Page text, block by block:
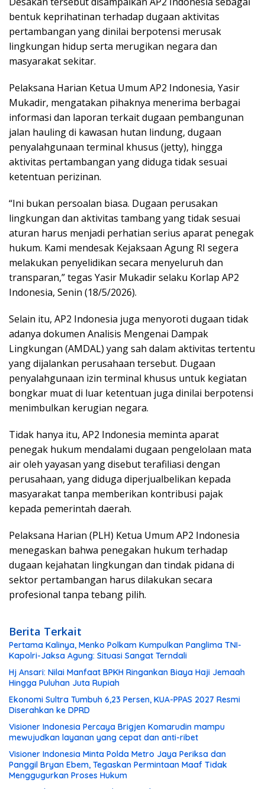
bentuk keprihatinan terhadap dugaan aktivitas
pertambangan yang dinilai berpotensi merusak
lingkungan hidup serta merugikan negara dan
masyarakat sekitar.
Pelaksana Harian Ketua Umum AP2 Indonesia, Yasir
Mukadir, mengatakan pihaknya menerima berbagai
informasi dan laporan terkait dugaan pembangunan
jalan hauling di kawasan hutan lindung, dugaan
penyalahgunaan terminal khusus (jetty), hingga
aktivitas pertambangan yang diduga tidak sesuai
ketentuan perizinan.
“Ini bukan persoalan biasa. Dugaan perusakan
lingkungan dan aktivitas tambang yang tidak sesuai
aturan harus menjadi perhatian serius aparat penegak
hukum. Kami mendesak Kejaksaan Agung RI segera
melakukan penyelidikan secara menyeluruh dan
transparan,” tegas Yasir Mukadir selaku Korlap AP2
Indonesia, Senin (18/5/2026).
Selain itu, AP2 Indonesia juga menyoroti dugaan tidak
adanya dokumen Analisis Mengenai Dampak
Lingkungan (AMDAL) yang sah dalam aktivitas tertentu
yang dijalankan perusahaan tersebut. Dugaan
penyalahgunaan izin terminal khusus untuk kegiatan
bongkar muat di luar ketentuan juga dinilai berpotensi
menimbulkan kerugian negara.
Tidak hanya itu, AP2 Indonesia meminta aparat
penegak hukum mendalami dugaan pengelolaan mata
air oleh yayasan yang disebut terafiliasi dengan
perusahaan, yang diduga diperjualbelikan kepada
masyarakat tanpa memberikan kontribusi pajak
kepada pemerintah daerah.
Pelaksana Harian (PLH) Ketua Umum AP2 Indonesia
menegaskan bahwa penegakan hukum terhadap
dugaan kejahatan lingkungan dan tindak pidana di
sektor pertambangan harus dilakukan secara
profesional tanpa tebang pilih.
Berita Terkait
Pertama Kalinya, Menko Polkam Kumpulkan Panglima TNI-
Kapolri-Jaksa Agung: Situasi Sangat Terndali
Hj Ansari: Nilai Manfaat BPKH Ringankan Biaya Haji Jemaah
Hingga Puluhan Juta Rupiah
Ekonomi Sultra Tumbuh 6,23 Persen, KUA-PPAS 2027 Resmi
Diserahkan ke DPRD
Visioner Indonesia Percaya Brigjen Komarudin mampu
mewujudkan layanan yang cepat dan anti-ribet
Visioner Indonesia Minta Polda Metro Jaya Periksa dan
Panggil Bryan Ebem, Tegaskan Permintaan Maaf Tidak
Menggugurkan Proses Hukum